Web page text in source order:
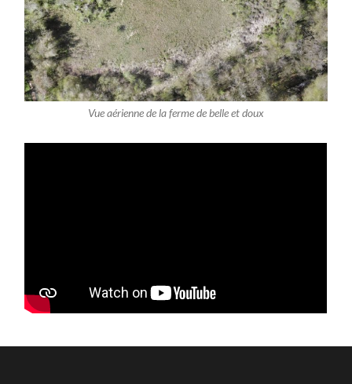
Vue aérienne de la ferme de belle et doux